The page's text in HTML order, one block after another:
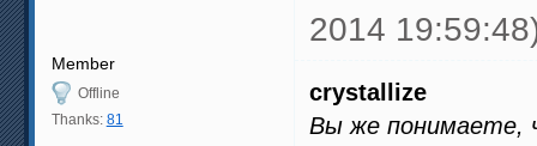
2014
Member
Offline
Thanks: 81
crystallize
Вы же понимаете,